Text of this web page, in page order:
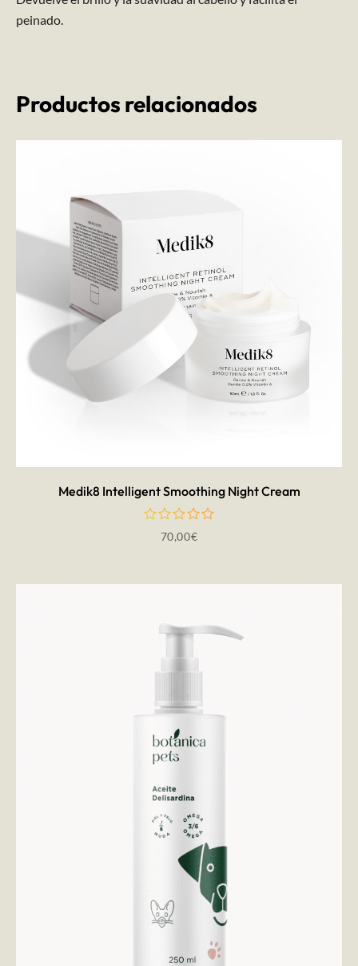
peinado.​
Productos relacionados
Medik8 Intelligent Smoothing Night Cream
70,00€
AÑADIR AL CARRITO